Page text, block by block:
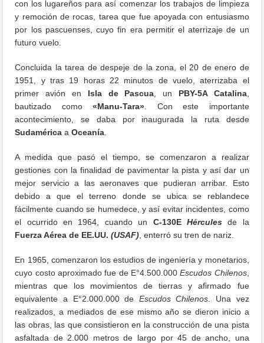
con los lugareños para así comenzar los trabajos de limpieza
y remoción de rocas, tarea que fue apoyada con entusiasmo
por los pascuenses, cuyo fin era permitir el aterrizaje de un
futuro vuelo.
Concluida la tarea de despeje de la zona, el 20 de enero de
1951, y tras 19 horas 22 minutos de vuelo, aterrizaba el
primer avión en Isla de Pascua , un PBY-5A Catalina,
bautizado como«Manu-Tara» . Con este importante
acontecimiento, se daba por inaugurada la ruta desde
Sudamérica aOceanía
A medida que pasó el tiempo, se comenzaron a realizar
gestiones con la finalidad de pavimentar la pista y así dar un
mejor servicio a las aeronaves que pudieran arribar. Esto
debido a que el terreno donde se ubica se reblandece
fácilmente cuando se humedece, y así evitar incidentes, como
el ocurrido en 1964, cuando un C-130E Hércules de la
Fuerza Aérea de EE.UU. (USAF) , enterró su tren de nariz.
En 1965, comenzaron los estudios de ingeniería y monetarios,
cuyo costo aproximado fue de E°4.500.000Escudos Chilenos,
mientras que los movimientos de tierras y afirmado fue
equivalente a E°2.000.000 de Escudos Chilenos . Una vez
realizados, a mediados de ese mismo año se dieron inicio a
las obras, las que consistieron en la construcción de una pista
asfaltada de 2.000 metros de largo por 45 de ancho, una